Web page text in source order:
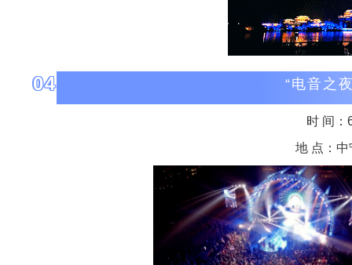
04 “电音之
时 间：
地 点：